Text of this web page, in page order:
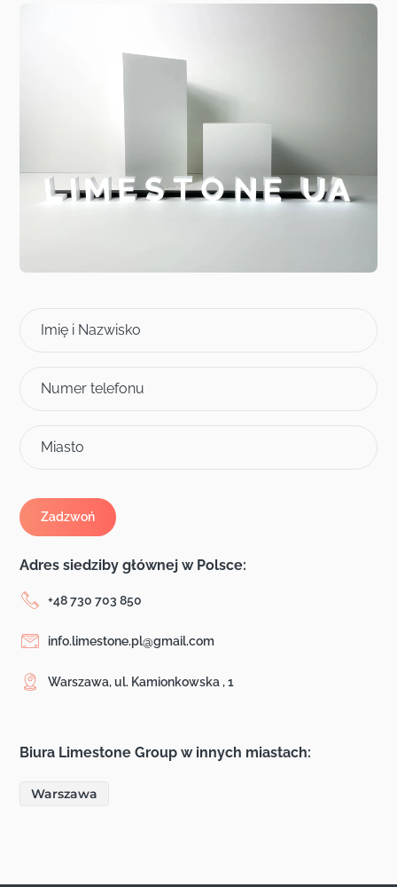
Imię i Nazwisko
Numer telefonu
Miasto
Adres siedziby głównej w Polsce:
+48 730 703 850
info.limestone.pl@gmail.com
Warszawa, ul. Kamionkowska , 1
Biura Limestone Group w innych miastach:
Warszawa